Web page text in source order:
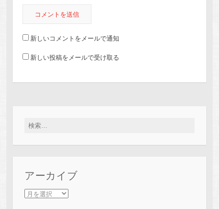
新しいコメントをメールで通知
新しい投稿をメールで受け取る
検索:
アーカイブ
アーカイブ